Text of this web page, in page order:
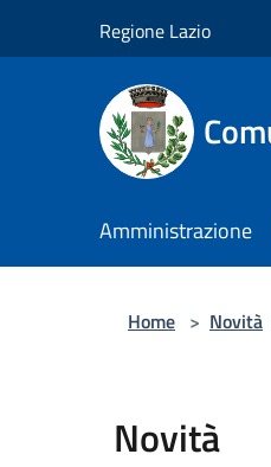
Regione Lazio
Amministrazione
Home > Novità
Novità